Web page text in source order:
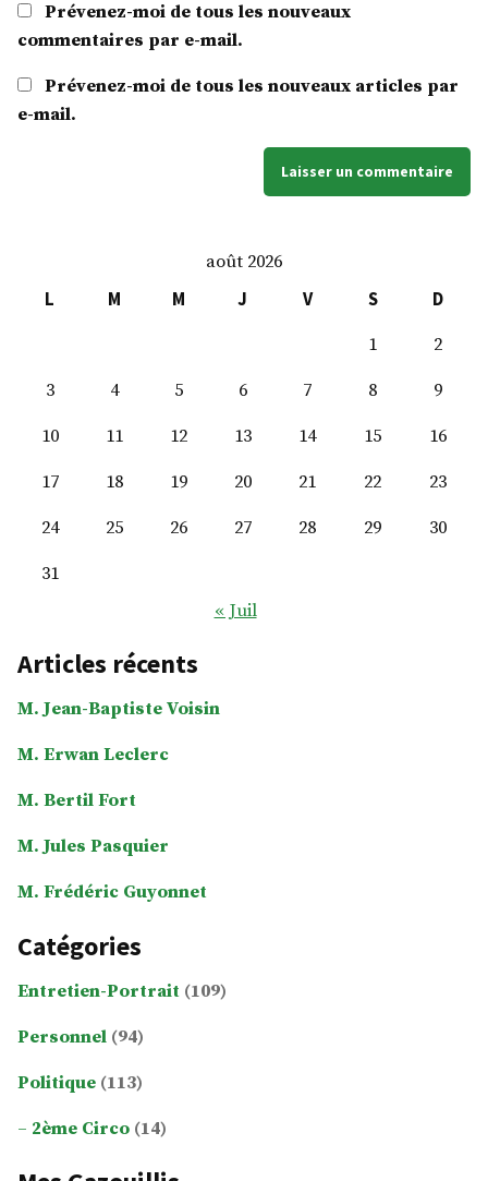
Prévenez-moi de tous les nouveaux
commentaires par e-mail.
Prévenez-moi de tous les nouveaux articles par
e-mail.
août 2026
L
M M J V S
D
1
2
3
4 5 6 7 8
9
10
11 12 13 14 15
16
17
18 19 20 21 22
23
24
25 26 27 28 29
30
31
« Juil
Articles récents
M. Jean-Baptiste Voisin
M. Erwan Leclerc
M. Bertil Fort
M. Jules Pasquier
M. Frédéric Guyonnet
Catégories
Entretien-Portrait (109)
Personnel (94)
Politique (113)
2ème Circo (14)